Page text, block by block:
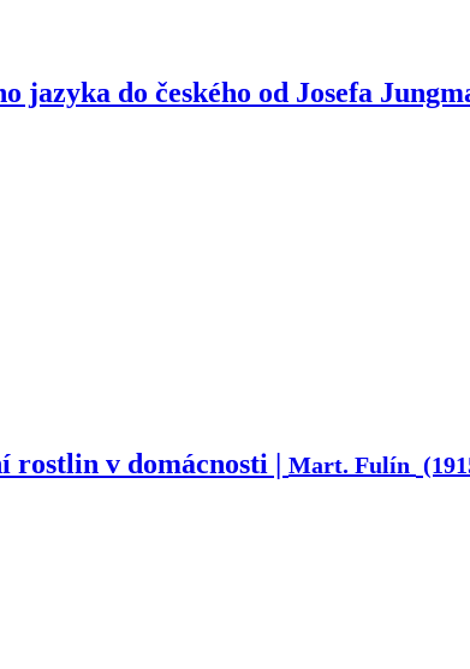
do českého od Josefa
rostlin v domácnosti | Mart. Fulín